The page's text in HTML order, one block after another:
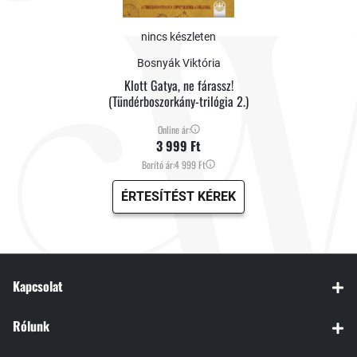
nincs készleten
Bosnyák Viktória
Klott Gatya, ne fárassz!
(Tündérboszorkány-trilógia 2.)
Online ár:
3 999 Ft
Borító ár:4 999 Ft
ÉRTESÍTÉST KÉREK
Kapcsolat
Rólunk